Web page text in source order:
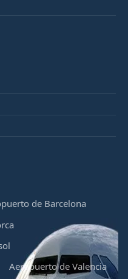
de Barcelona
Aeropuerto de Valencia